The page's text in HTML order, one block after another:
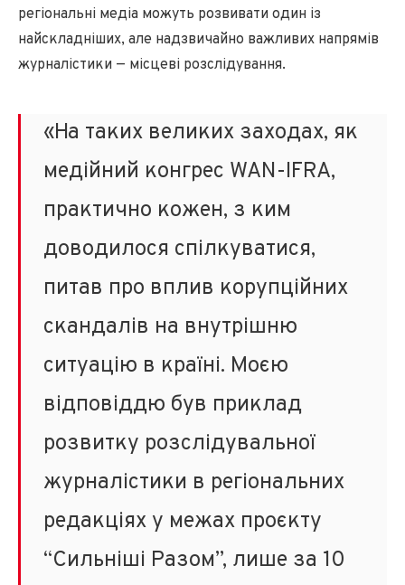
регіональні медіа можуть розвивати один із
найскладніших, але надзвичайно важливих напрямів
журналістики — місцеві розслідування.
«На таких великих заходах, як
медійний конгрес WAN-IFRA,
практично кожен, з ким
доводилося спілкуватися,
питав про вплив корупційних
скандалів на внутрішню
ситуацію в країні. Моєю
відповіддю був приклад
розвитку розслідувальної
журналістики в регіональних
редакціях у межах проєкту
“Сильніші Разом”, лише за 10